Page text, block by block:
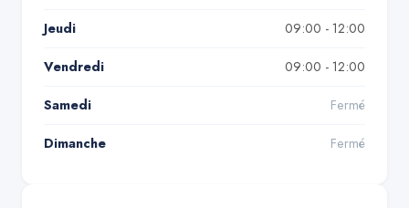
Jeudi 09:00 - 12:00
Vendredi 09:00 - 12:00
Samedi Fermé
Dimanche Fermé